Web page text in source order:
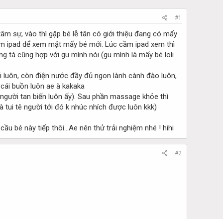
#1
sự, vào thì gặp bé lễ tân có giới thiệu đang có mấy
ipad dể xem mặt mấy bé mới. Lúc cầm ipad xem thì
tá cũng hợp với gu mình nói (gu mình là mấy bé loli
còn điện nước đầy đủ ngon lành cành đào luôn,
buồn luôn ae à kakaka
tan biến luôn ấy). Sau phần massage khỏe thì
tui tê người tới đó k nhúc nhích được luôn kkk)
bé này tiếp thôi...Ae nên thử trải nghiệm nhé ! hihi
#2